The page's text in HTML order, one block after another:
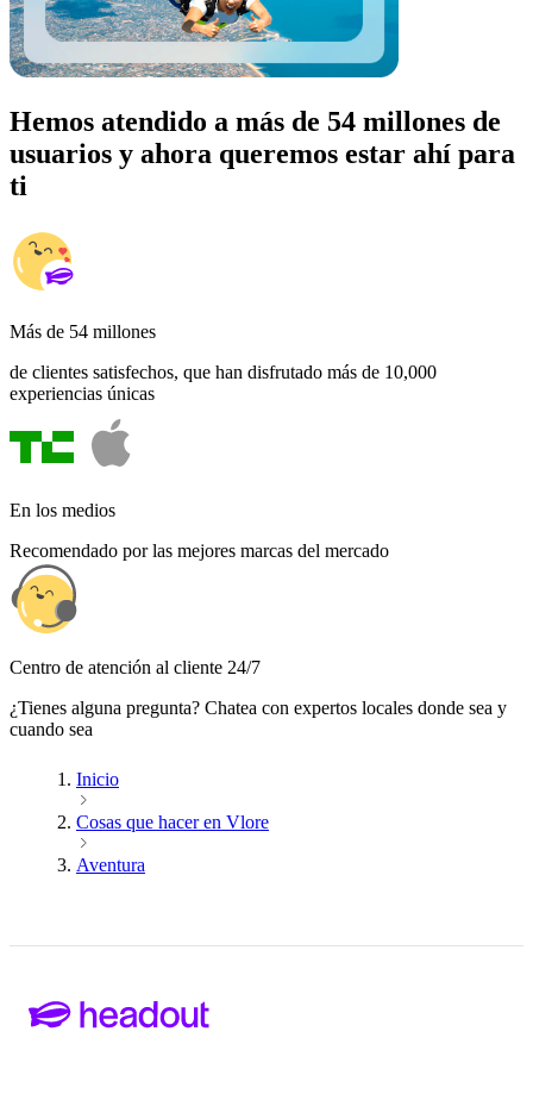
Hemos atendido a más de 54 millones de
usuarios y ahora queremos estar ahí para
ti
Más de 54 millones
de clientes satisfechos, que han disfrutado más de 10,000
experiencias únicas
En los medios
Recomendado por las mejores marcas del mercado
Centro de atención al cliente 24/7
¿Tienes alguna pregunta? Chatea con expertos locales donde sea y
cuando sea
Inicio
Cosas que hacer en Vlore
Aventura